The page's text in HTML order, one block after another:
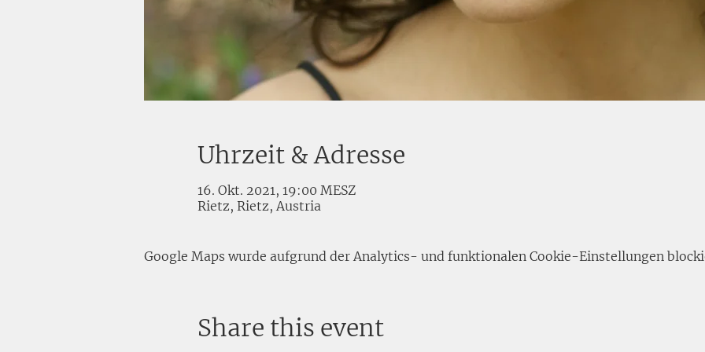
Uhrzeit & Adresse
16. Okt. 2021, 19:00 MESZ
Rietz, Rietz, Austria
Google Maps wurde aufgrund der Analytics- und funktionalen Cookie-Einstellungen
Share this event